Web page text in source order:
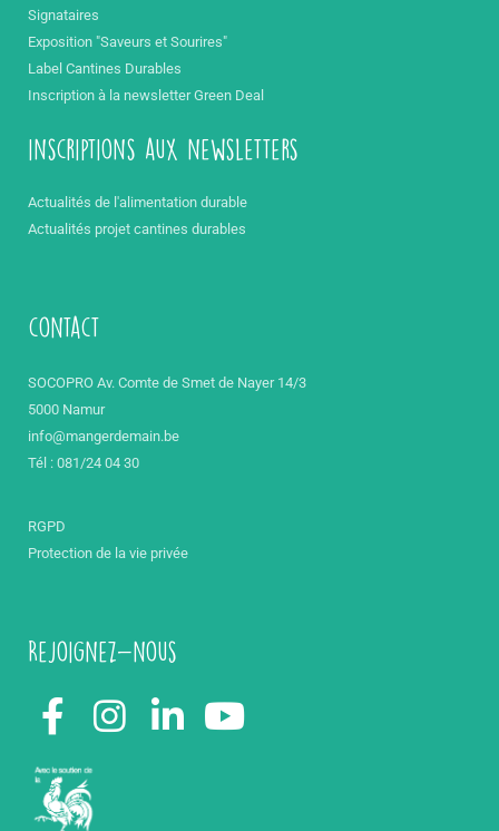
Signataires
Exposition "Saveurs et Sourires"
Label Cantines Durables
Inscription à la newsletter Green Deal
inscriptions aux newsletters
Actualités de l'alimentation durable
Actualités projet cantines durables
contact
SOCOPRO Av. Comte de Smet de Nayer 14/3
5000 Namur
info@mangerdemain.be
Tél : 081/24 04 30
RGPD
Protection de la vie privée
Rejoignez-nous